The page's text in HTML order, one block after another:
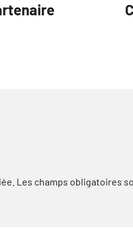
Les champs obligatoires